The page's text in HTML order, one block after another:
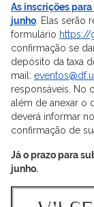
As inscrições
junho . Elas
formulário https://
confirmação se
depósito da taxa
mail:
responsáveis. No
além de anexar o
deverá informar
confirmação de
Já o prazo para
junho.